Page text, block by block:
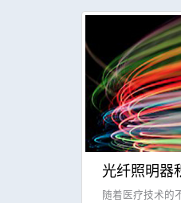
光纤照明器
随着医疗技术的